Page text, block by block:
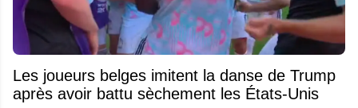
Les joueurs belges imitent la danse de Trump
après avoir battu sèchement les États-Unis